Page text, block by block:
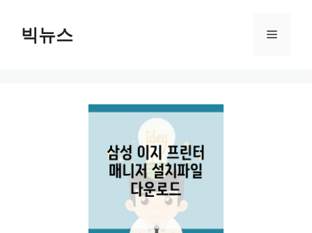
빅뉴스 메